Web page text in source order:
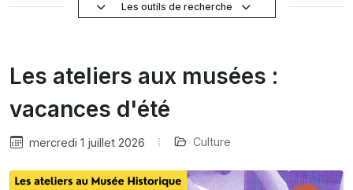
Les outils de recherche
Les ateliers aux musées :
vacances d'été
mercredi 1 juillet 2026 Culture